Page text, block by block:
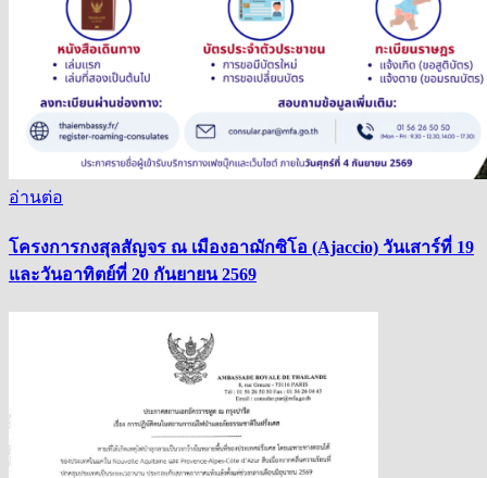
อ่านต่อ
โครงการกงสุลสัญจร ณ เมืองอาฌักซิโอ (Ajaccio) วันเสาร์ที่ 19
และวันอาทิตย์ที่ 20 กันยายน 2569